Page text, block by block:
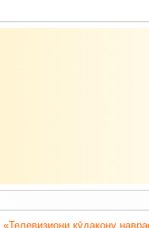
кӯдакону